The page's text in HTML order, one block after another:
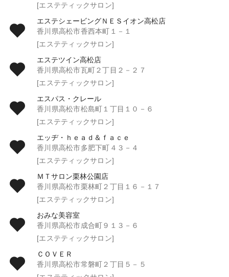
[エステティックサロン]
エステシェービングＮＥＳイオン高松店
香川県高松市香西本町１－１
[エステティックサロン]
エステツイン高松店
香川県高松市瓦町２丁目２－２７
[エステティックサロン]
エスパス・クレール
香川県高松市松島町１丁目１０－６
[エステティックサロン]
エッヂ・ｈｅａｄ＆ｆａｃｅ
香川県高松市多肥下町４３－４
[エステティックサロン]
ＭＴサロン栗林公園店
香川県高松市栗林町２丁目１６－１７
[エステティックサロン]
おみな美容室
香川県高松市成合町９１３－６
[エステティックサロン]
ＣＯＶＥＲ
香川県高松市常磐町２丁目５－５